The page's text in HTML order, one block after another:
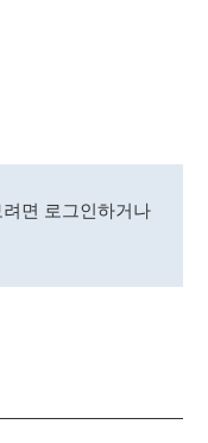
면 로그인하거나